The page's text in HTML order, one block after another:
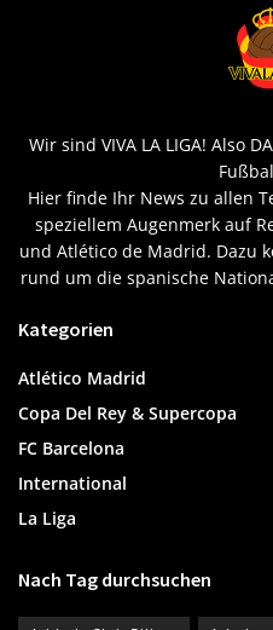
Wir sind VIVA LA LIGA! Also
Hier finde Ihr News zu allen
speziellem Augenmerk auf
und Atlético de Madrid. Dazu
rund um die spanische
Kategorien
Atlético Madrid
Copa Del Rey & Supercopa
FC Barcelona
International
La Liga
Nach Tag durchsuchen